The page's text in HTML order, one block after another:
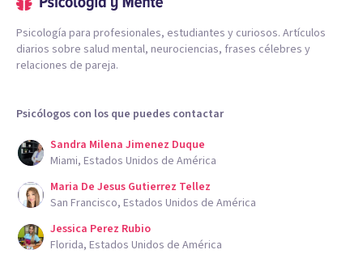
Psicología para profesionales, estudiantes y curiosos. Artículos
diarios sobre salud mental, neurociencias, frases célebres y
relaciones de pareja.
Psicólogos con los que puedes contactar
Sandra Milena Jimenez Duque
Miami, Estados Unidos de América
Maria De Jesus Gutierrez Tellez
San Francisco, Estados Unidos de América
Jessica Perez Rubio
Florida, Estados Unidos de América